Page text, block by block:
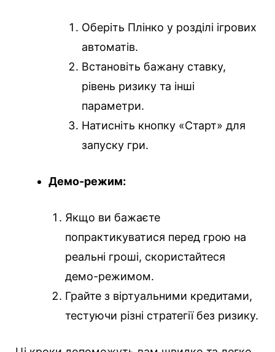
Оберіть Плінко у розділі ігрових
автоматів.
Встановіть бажану ставку,
рівень ризику та інші
параметри.
Натисніть кнопку «Старт» для
запуску гри.
Демо-режим:
Якщо ви бажаєте
попрактикуватися перед грою на
реальні гроші, скористайтеся
демо-режимом.
Грайте з віртуальними кредитами,
тестуючи різні стратегії без ризику.